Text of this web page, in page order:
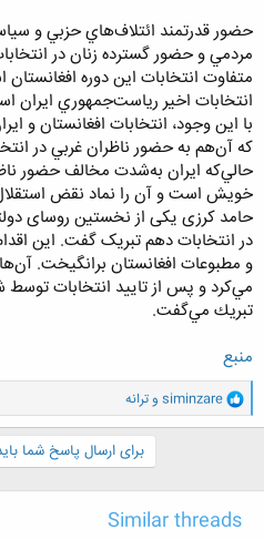
حضور قدرتمند ائتلاف‌هاي حزبي و
مردمي و حضور گسترده زنان در
متفاوت انتخابات اين دوره
انتخابات اخير رياست‌جمهوري ايران
با اين وجود،‌ انتخابات افغانستان و
كه آن‌هم به حضور ناظران غربي در
حالي‌كه ايران به‌شدت مخالف حضور
خويش است و آن را نماد نقض
حامد کرزی یکی از نخستين روسای
در انتخابات دهم تبریک گفت. این
و مطبوعات افغانستان برانگیخت.
مي‌كرد و پس از تاييد انتخابات توسط
تبريك مي‌گفت.
منبع
و
ا
ک
:
siminzare و ترانه
برای ارسال پاسخ شما
Similar threads